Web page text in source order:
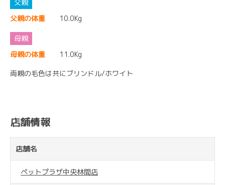
父親の体重 10.0Kg
母親の体重
11.0Kg
両親の毛色は共にブリンドル/ホワイト
店舗情報
店舗名
ペットプラザ中央林間店